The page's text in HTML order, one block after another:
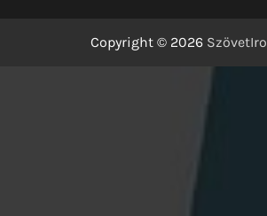
Copyright © 2026